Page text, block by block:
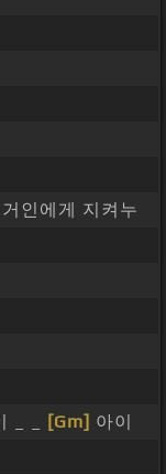
인에게 지켜누
_ _ [Gm] 아이